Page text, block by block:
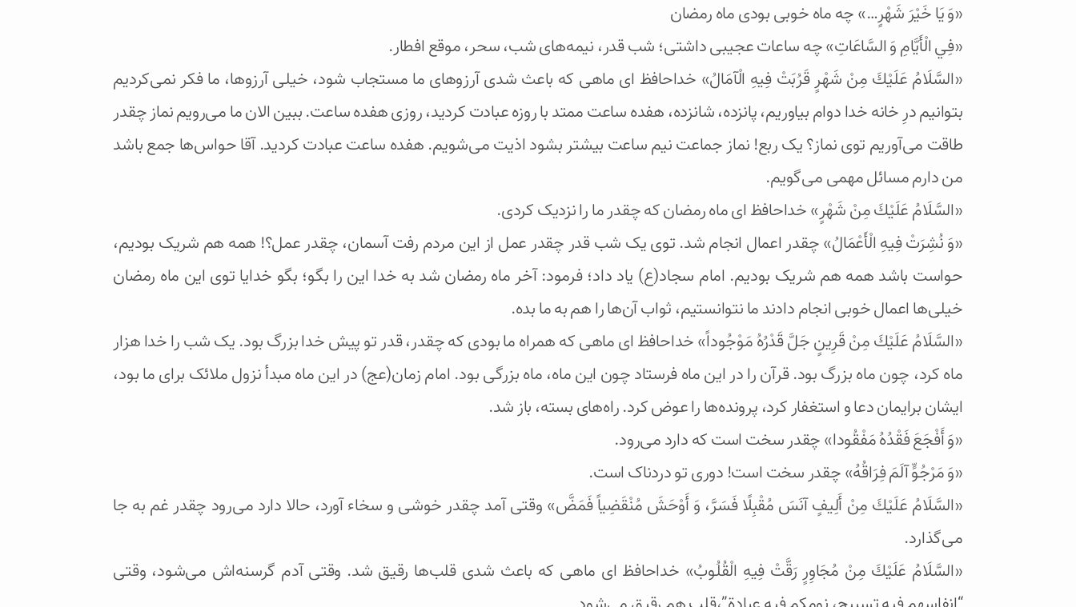
«وَ يَا خَيْرَ شَهْرٍ…» چه ماه خوبی بودی ماه رمضان
«فِي الْأَيَّامِ وَ السَّاعَاتِ» چه ساعات عجیبی داشتی؛ شب قدر، نیمه‌های شب، سحر، موقع افطار.
«السَّلَامُ عَلَيْكَ مِنْ شَهْرٍ قَرُبَتْ فِيهِ الْآمَالُ» خداحافظ ای ماهی که باعث شدی آرزوهای ما مستجاب شود، خیلی آرزوها، ما فکر نمی‌کردیم
بتوانیم درِ خانه خدا دوام بیاوریم، پانزده، شانزده، هفده ساعت ممتد با روزه عبادت کردید، روزی هفده ساعت. ببین الان ما می‌رویم نماز چقدر
طاقت می‌آوریم توی نماز؟ یک ربع! نماز جماعت نیم ساعت بیشتر بشود اذیت می‌شویم. هفده ساعت عبادت کردید. آقا حواس‌ها جمع باشد
من دارم مسائل مهمی می‌‌گویم.
«السَّلَامُ عَلَيْكَ مِنْ شَهْرٍ» خداحافظ ای ماه رمضان که چقدر ما را نزدیک کردی.
«وَ نُشِرَتْ فِيهِ الْأَعْمَالُ» چقدر اعمال انجام شد. توی یک شب قدر چقدر عمل از این مردم رفت آسمان، چقدر عمل؟! همه هم شریک بودیم،
حواست باشد همه هم شریک بودیم. امام سجاد(ع) یاد داد؛ فرمود: آخر ماه رمضان شد به خدا این را بگو؛ بگو خدایا توی این ماه رمضان
خیلی‌ها اعمال خوبی انجام دادند ما نتوانستیم، ثواب آن‌ها را هم به ما بده.
«السَّلَامُ عَلَيْكَ مِنْ قَرِينٍ جَلَّ قَدْرُهُ مَوْجُوداً» خداحافظ ای ماهی که همراه ما بودی که چقدر، قدر تو پیش خدا بزرگ بود. یک شب را خدا هزار
ماه کرد، چون ماه بزرگ بود. قرآن را در این ماه فرستاد چون این ماه، ماه بزرگی بود. امام زمان(عج) در این ماه مبدأ نزول ملائک برای ما بود،
ایشان برایمان دعا و استغفار کرد، پرونده‌ها را عوض کرد. راه‌های بسته، باز شد.
«وَ أَفْجَعَ فَقْدُهُ مَفْقُودا» چقدر سخت است که دارد می‌رود.
«وَ مَرْجُوٍّ آلَمَ فِرَاقُهُ» چقدر سخت است! دوری تو دردناک است.
«السَّلَامُ عَلَيْكَ مِنْ أَلِيفٍ آنَسَ مُقْبِلًا فَسَرَّ، وَ أَوْحَشَ مُنْقَضِياً فَمَضَّ» وقتی آمد چقدر خوشی و سخاء آورد، حالا دارد می‌رود چقدر غم به جا
می‌گذارد.
«السَّلَامُ عَلَيْكَ مِنْ مُجَاوِرٍ رَقَّتْ فِيهِ الْقُلُوبُ» خداحافظ ای ماهی که باعث شدی قلب‌ها رقیق شد. وقتی آدم گرسنه‌اش می‌شود، وقتی